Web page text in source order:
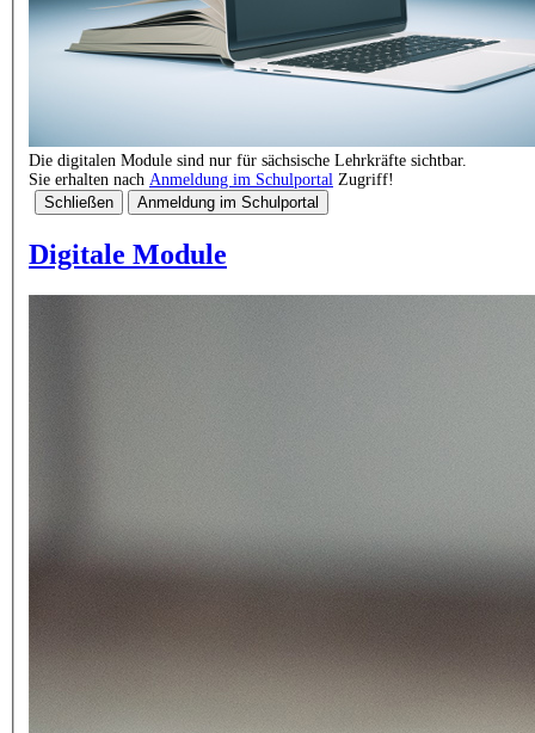
Die digitalen Module sind nur für sächsische Lehrkräfte sichtbar.
Sie erhalten nach Anmeldung im Schulportal Zugriff!
Schließen
Anmeldung im Schulportal
Digitale Module